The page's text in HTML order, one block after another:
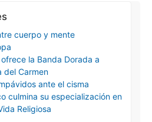
cuerpo y mente
la Banda Dorada a
del Carmen
ante el cisma
culmina su especialización en
Religiosa